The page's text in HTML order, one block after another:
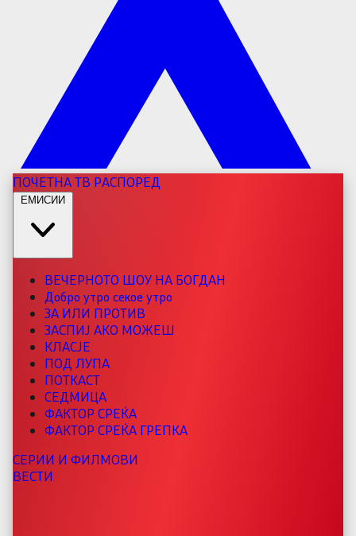
ПОЧЕТНАТВ РАСПОРЕД
ЕМИСИИ
ВЕЧЕРНОТО ШОУ НА БОГДАН
Добро утро секое утро
ЗА ИЛИ ПРОТИВ
ЗАСПИЈ АКО МОЖЕШ
КЛАСЈЕ
ПОД ЛУПА
ПОТКАСТ
СЕДМИЦА
ФАКТОР СРЕЌА
ФАКТОР СРЕЌА ГРЕПКА
СЕРИИ И ФИЛМОВИ
ВЕСТИ